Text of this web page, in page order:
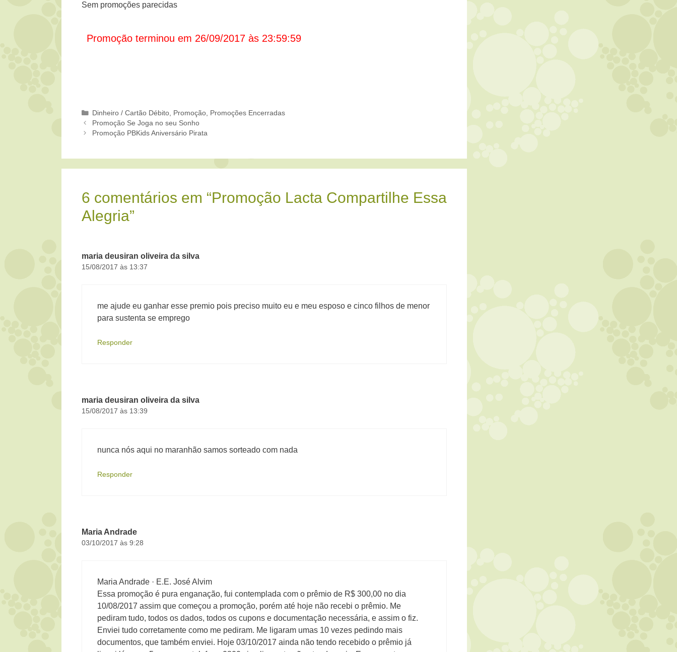
Sem promoções parecidas
Promoção terminou em 26/09/2017 às 23:59:59
Categorias
Dinheiro / Cartão Débito Promoção Promoções Encerradas
Promoção Se Joga no seu Sonho
Promoção PBKids Aniversário Pirata
6 comentários em “Promoção Lacta Compartilhe Essa
Alegria”
maria deusiran oliveira da silva
15/08/2017 às 13:37
me ajude eu ganhar esse premio pois preciso muito eu e meu esposo e cinco filhos de menor
para sustenta se emprego
Responder
maria deusiran oliveira da silva
15/08/2017 às 13:39
nunca nós aqui no maranhão samos sorteado com nada
Responder
Maria Andrade
03/10/2017 às 9:28
Maria Andrade · E.E. José Alvim
Essa promoção é pura enganação, fui contemplada com o prêmio de R$ 300,00 no dia
10/08/2017 assim que começou a promoção, porém até hoje não recebi o prêmio. Me
pediram tudo, todos os dados, todos os cupons e documentação necessária, e assim o fiz.
Enviei tudo corretamente como me pediram. Me ligaram umas 10 vezes pedindo mais
documentos, que também enviei. Hoje 03/10/2017 ainda não tendo recebido o prêmio já